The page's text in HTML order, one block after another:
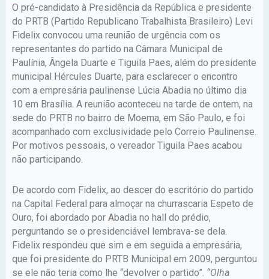
O pré-candidato à Presidência da República e presidente
do PRTB (Partido Republicano Trabalhista Brasileiro) Levi
Fidelix convocou uma reunião de urgência com os
representantes do partido na Câmara Municipal de
Paulínia, Ângela Duarte e Tiguila Paes, além do presidente
municipal Hércules Duarte, para esclarecer o encontro
com a empresária paulinense Lúcia Abadia no último dia
10 em Brasília. A reunião aconteceu na tarde de ontem, na
sede do PRTB no bairro de Moema, em São Paulo, e foi
acompanhado com exclusividade pelo Correio Paulinense.
Por motivos pessoais, o vereador Tiguila Paes acabou
não participando.
De acordo com Fidelix, ao descer do escritório do partido
na Capital Federal para almoçar na churrascaria Espeto de
Ouro, foi abordado por Abadia no hall do prédio,
perguntando se o presidenciável lembrava-se dela.
Fidelix respondeu que sim e em seguida a empresária,
que foi presidente do PRTB Municipal em 2009, perguntou
se ele não teria como lhe “devolver o partido”. “Olha